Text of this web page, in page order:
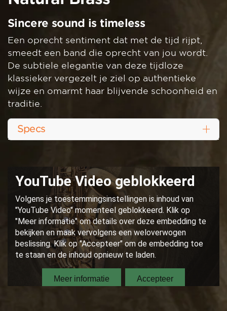
Sincere sound is timeless
Een oprecht sentiment dat met de tijd rijpt,
smeedt een band die oprecht van jou wordt.
De subtiele elegantie van deze tijdloze
klassieker vergezelt je ziel op authentieke
wijze en omarmt haar blijvende schoonheid en
traditie.
Specs